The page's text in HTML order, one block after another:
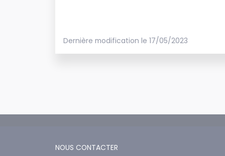
Dernière modification le 17/05/2023
NOUS CONTACTER